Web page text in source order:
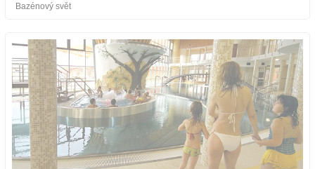
Kontakt
Bazénový svět